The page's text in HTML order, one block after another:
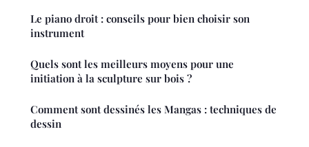
Le piano droit : conseils pour bien choisir son
instrument
Quels sont les meilleurs moyens pour une
initiation à la sculpture sur bois ?
Comment sont dessinés les Mangas : techniques de
dessin